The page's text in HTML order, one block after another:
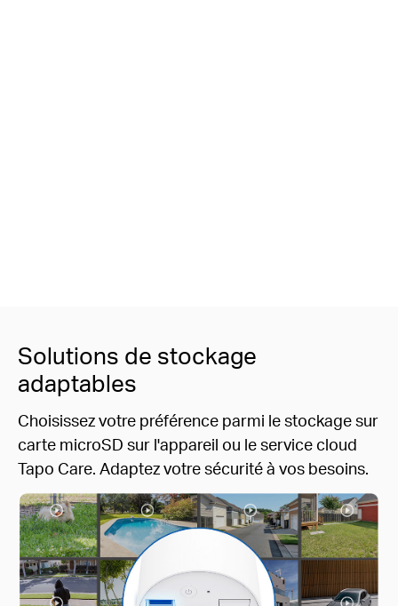
Solutions de stockage
adaptables
Choisissez votre préférence parmi le stockage sur
carte microSD sur l'appareil ou le service cloud
Tapo Care. Adaptez votre sécurité à vos besoins.